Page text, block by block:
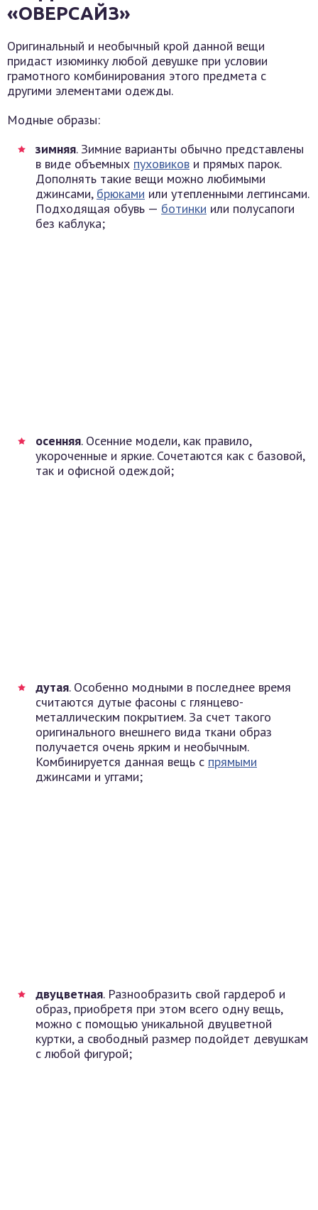
«ОВЕРСАЙЗ»
Оригинальный и необычный крой данной вещи
придаст изюминку любой девушке при условии
грамотного комбинирования этого предмета с
другими элементами одежды.
Модные образы:
зимняя. Зимние варианты обычно представлены
в виде объемных пуховиков и прямых парок.
Дополнять такие вещи можно любимыми
джинсами, брюками или утепленными леггинсами.
Подходящая обувь — ботинки или полусапоги
без каблука;
осенняя. Осенние модели, как правило,
укороченные и яркие. Сочетаются как с базовой,
так и офисной одеждой;
дутая. Особенно модными в последнее время
считаются дутые фасоны с глянцево-
металлическим покрытием. За счет такого
оригинального внешнего вида ткани образ
получается очень ярким и необычным.
Комбинируется данная вещь с прямыми
джинсами и уггами;
двуцветная. Разнообразить свой гардероб и
образ, приобретя при этом всего одну вещь,
можно с помощью уникальной двуцветной
куртки, а свободный размер подойдет девушкам
с любой фигурой;